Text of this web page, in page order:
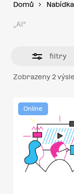
Domů
„AI“
filtry
Zobrazeny 2
Online